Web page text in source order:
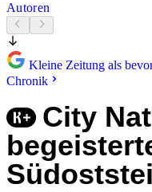
Autoren
Kleine Zeitung als
Chronik
City